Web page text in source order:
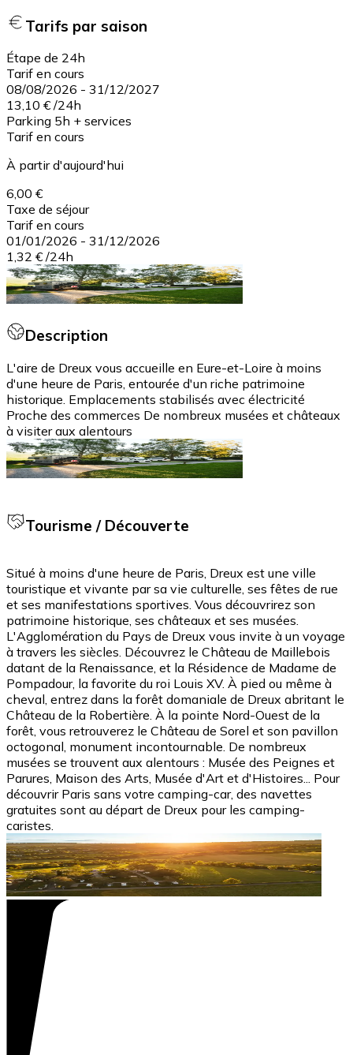
Tarifs par saison
Étape de 24h
Tarif en cours
08/08/2026 - 31/12/2027
13,10 € /24h
Parking 5h + services
Tarif en cours
À partir d'aujourd'hui
6,00 €
Taxe de séjour
Tarif en cours
01/01/2026 - 31/12/2026
1,32 € /24h
Description
L'aire de Dreux vous accueille en Eure-et-Loire à moins
d'une heure de Paris, entourée d'un riche patrimoine
historique. Emplacements stabilisés avec électricité
Proche des commerces De nombreux musées et châteaux
à visiter aux alentours
Tourisme / Découverte
Situé à moins d'une heure de Paris, Dreux est une ville
touristique et vivante par sa vie culturelle, ses fêtes de rue
et ses manifestations sportives. Vous découvrirez son
patrimoine historique, ses châteaux et ses musées.
L'Agglomération du Pays de Dreux vous invite à un voyage
à travers les siècles. Découvrez le Château de Maillebois
datant de la Renaissance, et la Résidence de Madame de
Pompadour, la favorite du roi Louis XV. À pied ou même à
cheval, entrez dans la forêt domaniale de Dreux abritant le
Château de la Robertière. À la pointe Nord-Ouest de la
forêt, vous retrouverez le Château de Sorel et son pavillon
octogonal, monument incontournable. De nombreux
musées se trouvent aux alentours : Musée des Peignes et
Parures, Maison des Arts, Musée d'Art et d'Histoires... Pour
découvrir Paris sans votre camping-car, des navettes
gratuites sont au départ de Dreux pour les camping-
caristes.